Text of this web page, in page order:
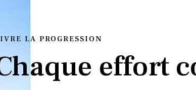
LA PROGRESSION
effort